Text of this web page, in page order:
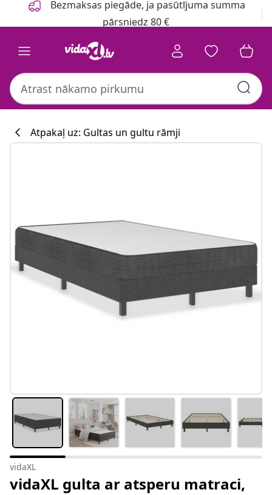
Bezmaksas piegāde, ja pasūtījuma summa
pārsniedz 80 €
Atpakaļ uz: Gultas un gultu rāmji
vidaXL
vidaXL gulta ar atsperu matraci,